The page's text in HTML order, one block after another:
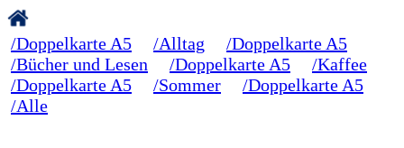
/Doppelkarte A5 /Alltag
/Doppelkarte A5
/Bücher und Lesen
/Doppelkarte A5
/Kaffee
/Doppelkarte A5
/Sommer
/Doppelkarte A5
/Alle